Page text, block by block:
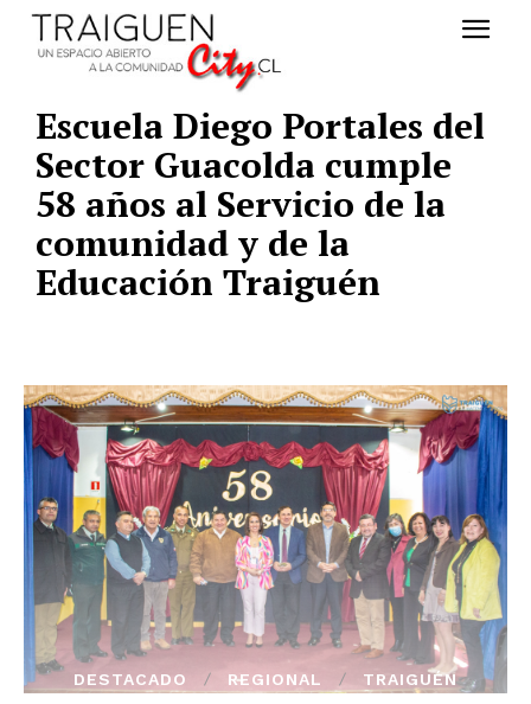
Escuela Diego Portales del
Sector Guacolda cumple
58 años al Servicio de la
comunidad y de la
Educación Traiguén
DESTACADO REGIONAL TRAIGUÉN